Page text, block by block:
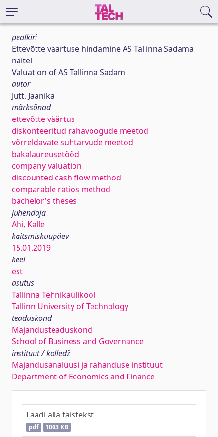
pealkiri
Ettevõtte väärtuse hindamine AS Tallinna Sadama
näitel
Valuation of AS Tallinna Sadam
autor
Jutt, Jaanika
märksõnad
ettevõtte väärtus
diskonteeritud rahavoogude meetod
võrreldavate suhtarvude meetod
bakalaureusetööd
company valuation
discounted cash flow method
comparable ratios method
bachelor's theses
juhendaja
Ahi, Kalle
kaitsmiskuupäev
15.01.2019
keel
est
asutus
Tallinna Tehnikaülikool
Tallinn University of Technology
teaduskond
Majandusteaduskond
School of Business and Governance
instituut / kolledž
Majandusanalüüsi ja rahanduse instituut
Department of Economics and Finance
Laadi alla täistekst
pdf 1003 KB